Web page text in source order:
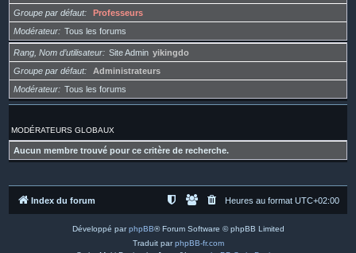
Groupe par défaut
Professeurs
Modérateur
Tous les forums
Rang, Nom d’utilisateur Site Admin yikingdo
Groupe par défaut
Administrateurs
Modérateur
Tous les forums
MODÉRATEURS GLOBAUX
Aucun membre trouvé pour ce critère de recherche.
Index du forum Heures au format UTC+02:00
Développé parphpBB® Forum Software © phpBB Limited
Traduit parphpBB-fr.com